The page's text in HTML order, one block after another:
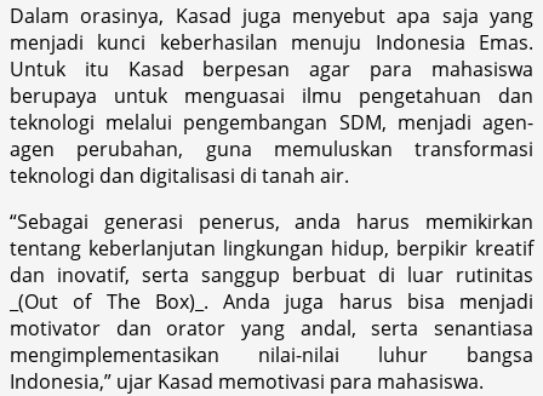
Dalam orasinya, Kasad juga menyebut apa saja yang
menjadi kunci keberhasilan menuju Indonesia Emas.
Untuk itu Kasad berpesan agar para mahasiswa
berupaya untuk menguasai ilmu pengetahuan dan
teknologi melalui pengembangan SDM, menjadi agen-
agen perubahan, guna memuluskan transformasi
teknologi dan digitalisasi di tanah air.
“Sebagai generasi penerus, anda harus memikirkan
tentang keberlanjutan lingkungan hidup, berpikir kreatif
dan inovatif, serta sanggup berbuat di luar rutinitas
_(Out of The Box)_. Anda juga harus bisa menjadi
motivator dan orator yang andal, serta senantiasa
mengimplementasikan nilai-nilai luhur bangsa
Indonesia,” ujar Kasad memotivasi para mahasiswa.